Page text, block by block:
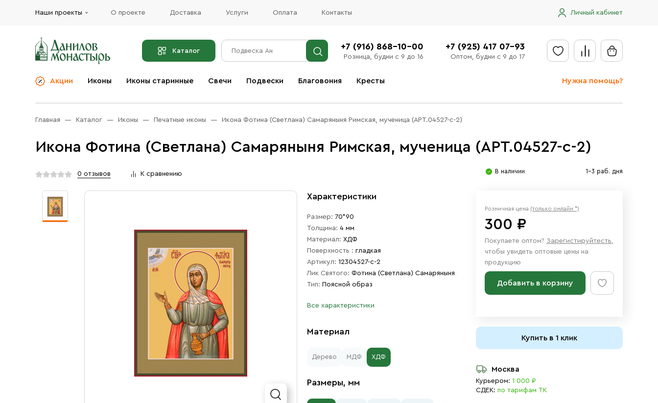
Наши проекты О проекте Доставка Услуги Оплата Контакты Личный кабинет
Каталог +7 (916) 868-10-00
Розница, будни с 9 до 16
+7 (925) 417 07-93
Оптом, будни с 9 до 17
Акции Иконы Иконы старинные Свечи Подвески Благовония Кресты Нужна помощь?
Отправить заявку
Доставка в регионы
Церковная утварь
Иконы
Бренды
Услуги
Главная Каталог Иконы Печатные иконы Икона Фотина (Светлана) Самаряныня Римская, мученица (АРТ.04527-с-2)
Икона Фотина (Светлана) Самаряныня Римская, мученица (АРТ.04527-с-2)
0 отзывов К сравнению В наличии 1-3 раб. дня
Характеристики
Размер: 70*90
Толщина: 4 мм
Материал: ХДФ
Поверхность : гладкая
Артикул: 12304527-с-2
Лик Святого: Фотина (Светлана) Самаряныня
Тип: Поясной образ
Все характеристики
Материал
Дерево МДФ ХДФ
Размеры, мм
Розничная цена (только онлайн *)
300 ₽
Покупаете оптом? Зарегистируйтесть,
чтобы увидеть оптовые цены на
продукцию
Добавить в корзину
Купить в 1 клик
Москва
Курьером: 1 000 ₽
СДЕК: по тарифам ТК